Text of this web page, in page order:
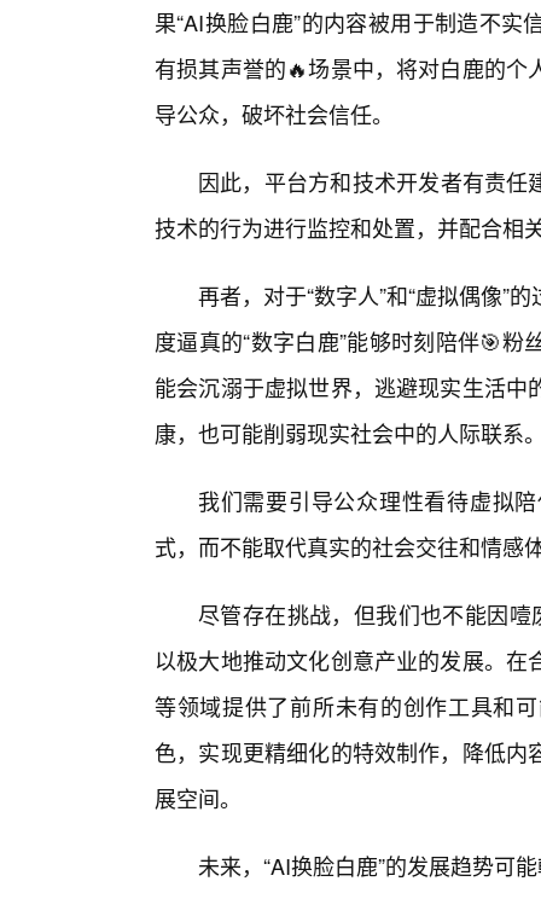
果“AI换脸白鹿”的内容被用于制造不
有损其声誉的🔥场景中，将对白鹿的
导公众，破坏社会信任。
因此，平台方和技术开发者有责
技术的行为进行监控和处置，并配合相
再者，对于“数字人”和“虚拟偶像”
度逼真的“数字白鹿”能够时刻陪伴🎯
能会沉溺于虚拟世界，逃避现实生活
康，也可能削弱现实社会中的人际联系
我们需要引导公众理性看待虚拟
式，而不能取代真实的社会交往和情感
尽管存在挑战，但我们也不能因噎
以极大地推动文化创意产业的发展。
等领域提供了前所未有的创作工具和
色，实现更精细化的特效制作，降低
展空间。
未来，“AI换脸白鹿”的发展趋势可